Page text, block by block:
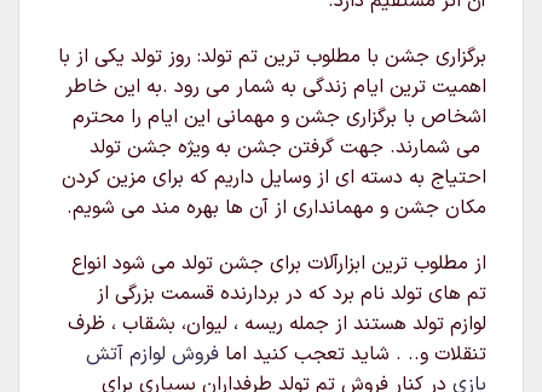
برگزاری جشن با مطلوب ترین تم تولد: روز تولد یکی از با
اهمیت ترین ایام زندگی به شمار می رود .به این خاطر
اشخاص با برگزاری جشن و مهمانی این ایام را محترم
می شمارند. جهت گرفتن جشن به ویژه جشن تولد
احتیاج به دسته ای از وسایل داریم که برای مزین کردن
مکان جشن و مهمانداری از آن ها بهره مند می شویم.
از مطلوب ترین ابزارآلات برای جشن تولد می شود انواع
تم های تولد نام برد که در بردارنده قسمت بزرگی از
لوازم تولد هستند از جمله ریسه ، لیوان، بشقاب ، ظرف
تنقلات و.. . شاید تعجب کنید اما فروش لوازم آتش
بازی در کنار فروش تم تولد طرفداران بسیاری برای